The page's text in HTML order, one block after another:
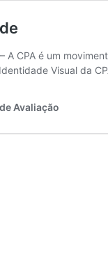
A CPA é um
Visual da
Avaliação